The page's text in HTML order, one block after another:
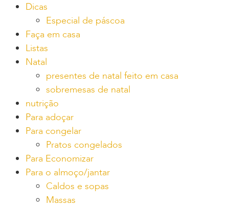
Dicas
Especial de páscoa
Faça em casa
Listas
Natal
presentes de natal feito em casa
sobremesas de natal
nutrição
Para adoçar
Para congelar
Pratos congelados
Para Economizar
Para o almoço/jantar
Caldos e sopas
Massas